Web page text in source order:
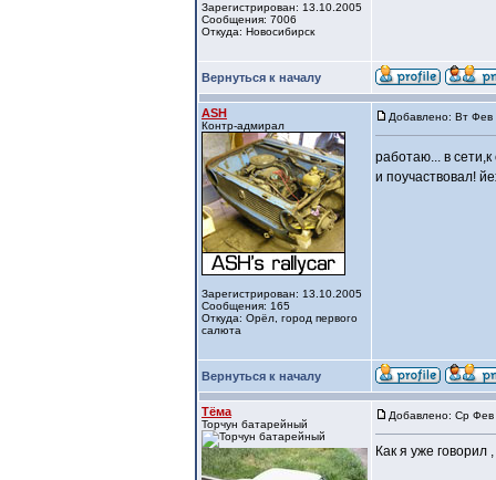
Зарегистрирован: 13.10.2005
Сообщения: 7006
Откуда: Новосибирск
Вернуться к началу
ASH
Контр-адмирал
Зарегистрирован: 13.10.2005
Сообщения: 165
Откуда: Орёл, город первого
салюта
Добавлено: Вт Фев
работаю... в
и поучаствовал!
Вернуться к началу
Тёма
Торчун батарейный
Добавлено: Ср
Как я уже